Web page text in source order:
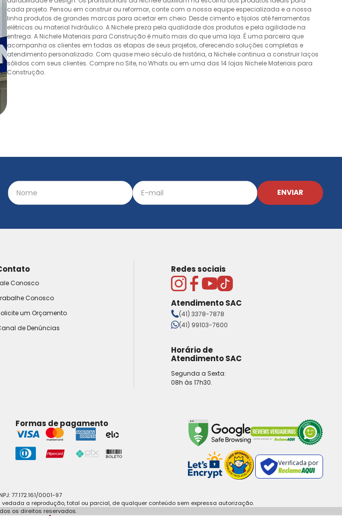
cada projeto. Pensou em construir ou reformar, conte com a nossa equipe especializada e a nossa
linha produtos de grandes marcas para acertar em cheio. Desde cimento e tijolos até ferramentas
elétricas ou material hidráulico. A Nichele preza pela qualidade dos produtos e pela agilidade na
entrega. A Nichele Materiais para Construção é muito mais do que uma loja. É uma parceira que
acompanha os clientes em todas as etapas de seus projetos, oferecendo soluções completas e
atendimento personalizado. Com quase meio século de história, a Nichele continua a construir laços
sólidos com seus clientes. Compre no Site, no Whats ou em uma das 14 lojas Nichele Materiais para
Construção.
ENVIAR
Conosco
Conosco
um Orçamento
de Denúncias
Redes sociais
Atendimento SAC
(41) 3378-7878
(41) 99103-7600
Horário de
Atendimento SAC
Segunda a Sexta:
08h às 17h30.
Formas de pagamento
Verificada por
77.172.161/0001-97
a reprodução, total ou parcial, de qualquer conteúdo sem expressa autorização.
os direitos reservados.